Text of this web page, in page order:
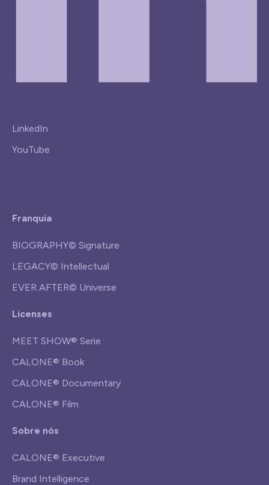
LinkedIn
YouTube
Franquia
BIOGRAPHY© Signature
LEGACY© Intellectual
EVER AFTER© Universe
Licenses
MEET SHOW® Serie
CALONE® Book
CALONE® Documentary
CALONE® Film
Sobre nós
CALONE® Executive
Brand Intelligence